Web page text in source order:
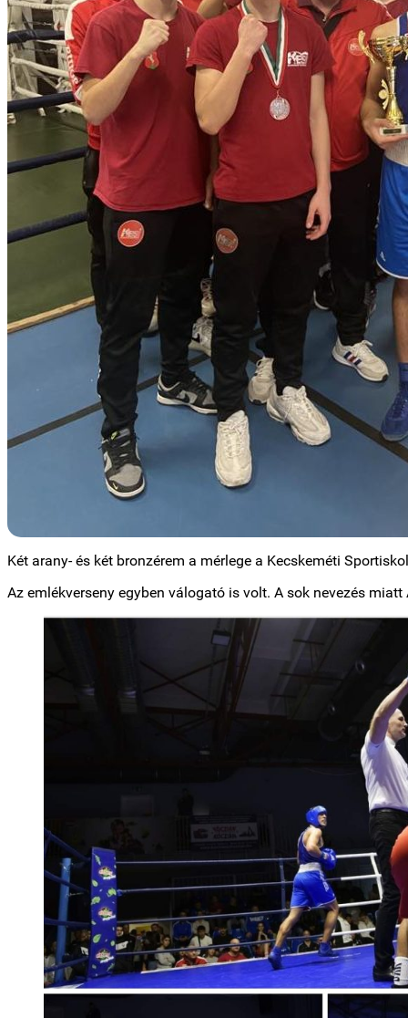
Két arany- és két bronzérem a mérlege a Kecskeméti
Az emlékverseny egyben válogató is volt. A sok nevezés